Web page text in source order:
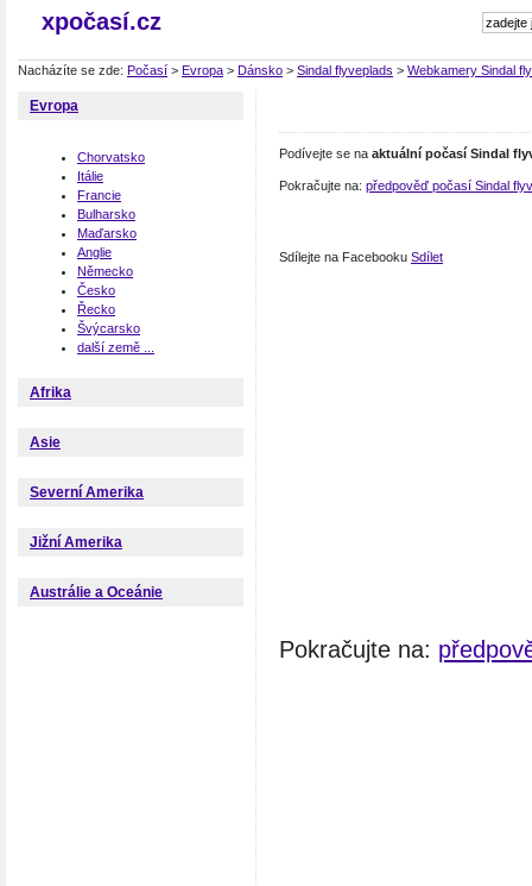
xpočasí.cz
Nacházíte se zde: Počasí > Evropa > Dánsko > Sindal flyveplads > Webkamery Sindal
Evropa
Chorvatsko
Itálie
Francie
Bulharsko
Maďarsko
Anglie
Německo
Česko
Řecko
Švýcarsko
další země ...
Afrika
Asie
Severní Amerika
Jižní Amerika
Austrálie a Oceánie
Podívejte se na aktuální počasí Sindal
Pokračujte na: předpověď počasí Sindal
Sdílejte na Facebooku Sdílet
Pokračujte na: